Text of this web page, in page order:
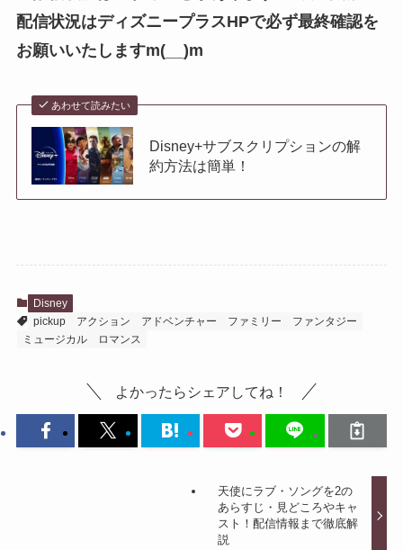
配信状況はディズニープラスHPで必ず最終確認を
お願いいたしますm(__)m
あわせて読みたい
Disney+サブスクリプションの解
約方法は簡単！
Disney
pickup
アクション アドベンチャー ファミリー
ファンタジー
ミュージカル
ロマンス
よかったらシェアしてね！
天使にラブ・ソングを2の
あらすじ・見どころやキャ
スト！配信情報まで徹底解
説